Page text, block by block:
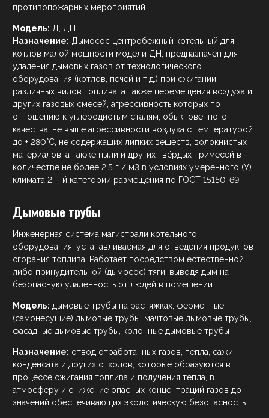
противопожарных мероприятий.
Модель: Д, ДН
Назначение: Дымосос центробежный котельный для
котлов малой мощности модели ДН, предназначен для
удаления дымовых газов от технологического
оборудования (котлов, печей и т.д.) при сжигании
различных видов топлива, а также перемещения воздуха и
других газовых смесей, агрессивность которых по
отношению к углеродистым сталям, обыкновенного
качества, не выше агрессивности воздуха с температурой
до + 280°С, не содержащих липких веществ, волокнистых
материалов, а также пыли и других твёрдых примесей в
количестве не более 2,5 г / м3 в условиях умеренного (У)
климата 2 —й категории размещения по ГОСТ 15150-69.
Дымовые трубы
Инженерная система магистрали котельного
оборудования, устанавливаемая для отведения продуктов
сгорания топлива. Работает посредством естественной
либо принудительной (дымосос) тяги, выводя дым на
безопасную удаленность от людей в помещении.
Модель: дымовые трубы на растяжках, ферменные
(самонесущие) дымовые трубы, мачтовые дымовые трубы,
фасадные дымовые трубы, колонные дымовые трубы
Назначение: отвод отработанных газов, пепла, сажи,
конденсата и других отходов, которые образуются в
процессе сжигания топлива и получения тепла, в
атмосферу и снижение опасных концентраций газов до
значений обеспечивающих экологическую безопасность.